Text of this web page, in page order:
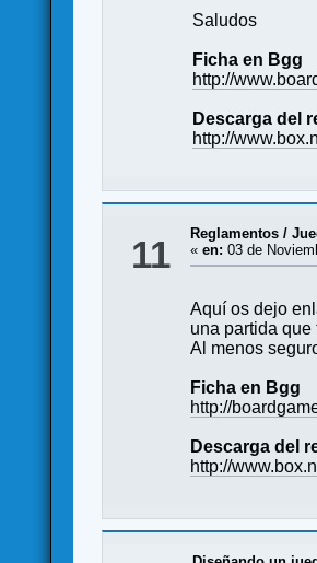
Saludos
Ficha en Bgg
http://
Descarga del
http://
11 Reglamentos /
«en: 03 de
Aquí os dejo
una partida
Al menos
Ficha en Bgg
http://
Descarga del
http://